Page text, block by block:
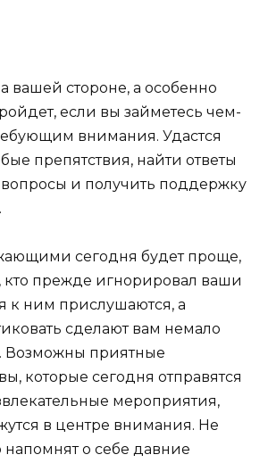
вашей стороне, а особенно
если вы займетесь чем-
внимания. Удастся
препятствия, найти ответы
и получить поддержку
сегодня будет проще,
кто прежде игнорировал ваши
к ним прислушаются, а
сделают вам немало
Возможны приятные
которые сегодня отправятся
мероприятия,
в центре внимания. Не
напомнят о себе давние